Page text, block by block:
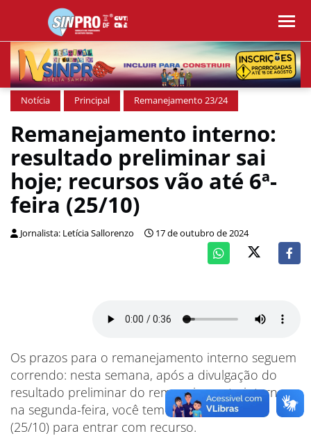
Notícia Principal Remanejamento 23/24
Remanejamento interno:
resultado preliminar sai
hoje; recursos vão até 6ª-
feira (25/10)
Jornalista: Letícia Sallorenzo 17 de outubro de 2024
Os prazos para o remanejamento interno seguem
correndo: nesta semana, após a divulgação do
resultado preliminar do remanejamento interno
na segunda-feira, você tem até a sexta-feira
(25/10) para entrar com recurso.